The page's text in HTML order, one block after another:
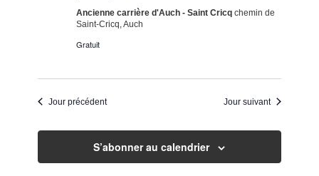
Ancienne carrière d'Auch - Saint Cricqchemin de
Saint-Cricq, Auch
Gratuit
Jour précédent Jour suivant
S’abonner au calendrier